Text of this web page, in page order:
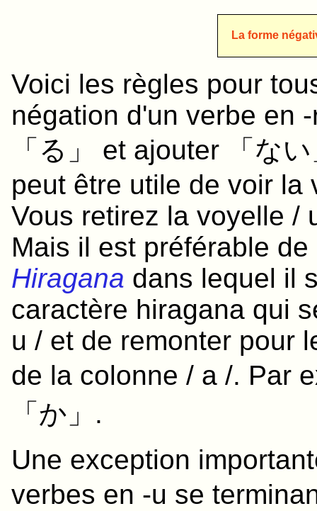
La forme
Voici les règles pour
négation d'un verbe en
「る」 et ajouter 「な
peut être utile de voir la
Vous retirez la voyelle /
Mais il est préférable
Hiragana dans lequel il
caractère hiragana qui
u / et de remonter pour
de la colonne / a /. Par
「か」.
Une exception
verbes en -u se